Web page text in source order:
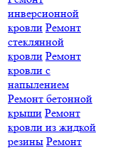
инверсионной
кровли Ремонт
стеклянной
кровли Ремонт
кровли с
напылением
Ремонт бетонной
крыши Ремонт
кровли из жидкой
резины Ремонт